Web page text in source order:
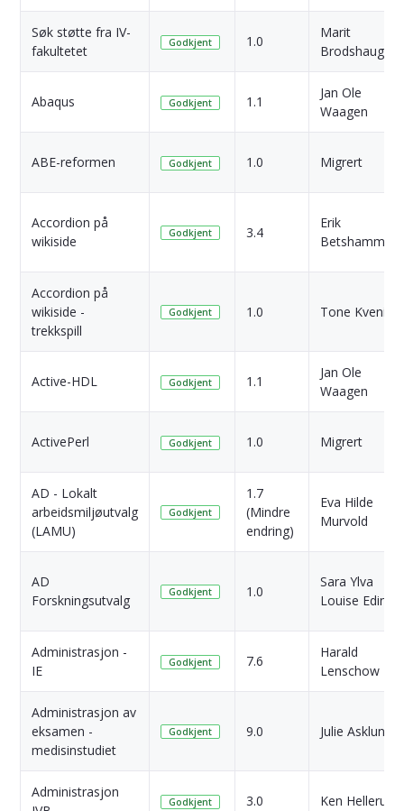
Søk støtte fra IV-
fakultetet
Godkjent 1.0
Marit
Brodshaug
Abaqus Godkjent 1.1
Jan Ole
Waagen
ABE-reformen Godkjent 1.0 Migrert
Accordion på
wikiside
Godkjent 3.4
Erik
Betshammar
Accordion på
wikiside -
trekkspill
Godkjent 1.0 Tone Kvenild
Active-HDL Godkjent 1.1
Jan Ole
Waagen
ActivePerl Godkjent 1.0 Migrert
AD - Lokalt
arbeidsmiljøutvalg
(LAMU)
Godkjent
1.7
(Mindre
endring)
Eva Hilde
Murvold
AD
Forskningsutvalg
Godkjent 1.0
Sara Ylva
Louise Edin
Administrasjon -
IE
Godkjent 7.6
Harald
Lenschow
Administrasjon av
eksamen -
medisinstudiet
Godkjent 9.0 Julie Asklund
Administrasjon
Godkjent 3.0 Ken Hellerud